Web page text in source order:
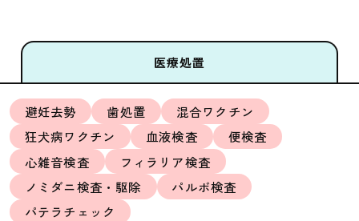
医療処置
避妊去勢 歯処置
混合ワクチン
狂犬病ワクチン
血液検査
便検査
心雑音検査
フィラリア検査
ノミダニ検査・駆除
パルボ検査
パテラチェック